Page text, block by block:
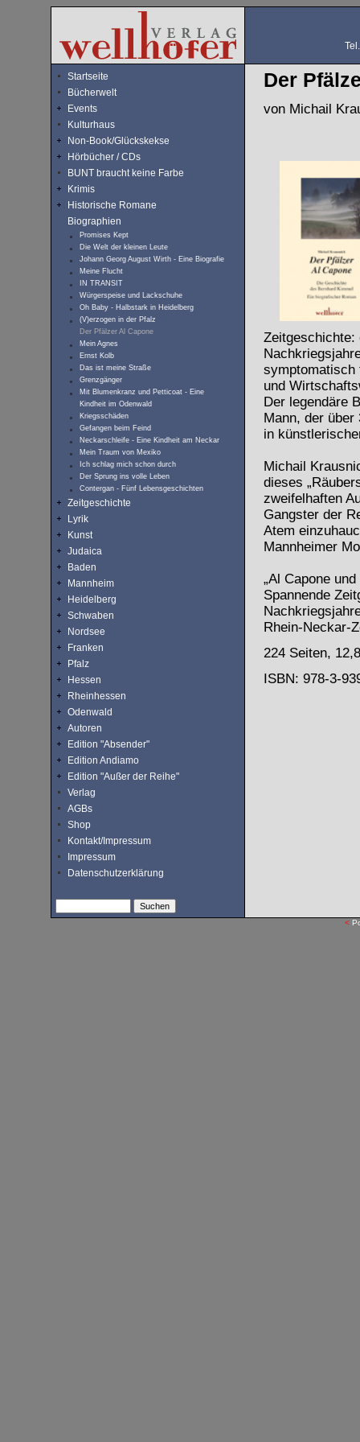
Startseite
Bücherwelt
Events
Kulturhaus
Non-Book/Glückskekse
Hörbücher / CDs
BUNT braucht keine Farbe
Krimis
Historische Romane
Biographien
Promises Kept
Die Welt der kleinen Leute
Johann Georg August Wirth - Eine Biografie
Meine Flucht
IN TRANSIT
Würgerspeise und Lackschuhe
Oh Baby - Halbstark in Heidelberg
(V)erzogen in der Pfalz
Der Pfälzer Al Capone
Mein Agnes
Ernst Kolb
Das ist meine Straße
Grenzgänger
Mit Blumenkranz und Petticoat - Eine
Kindheit im Odenwald
Kriegsschäden
Gefangen beim Feind
Neckarschleife - Eine Kindheit am Neckar
Mein Traum von Mexiko
Ich schlag mich schon durch
Der Sprung ins volle Leben
Contergan - Fünf Lebensgeschichten
Zeitgeschichte
Lyrik
Kunst
Judaica
Baden
Mannheim
Heidelberg
Schwaben
Nordsee
Franken
Pfalz
Hessen
Rheinhessen
Odenwald
Autoren
Edition "Absender"
Edition Andiamo
Edition "Außer der Reihe"
Verlag
AGBs
Shop
Kontakt/Impressum
Impressum
Datenschutzerklärung
Der
von Michail
Zeitgeschichte:
symptomatisch
und
Der legendäre
Mann, der
in
Michail
dieses
zweifelhaften
Gangster der
Atem
Mannheimer
„Al Capone
Spannende
Rhein-Neckar-
224 Seiten,
ISBN: 978-3-
<